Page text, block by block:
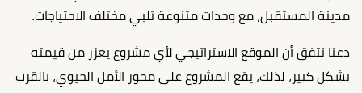
مدينة المستقبل، مع وحدات متنوعة تلبي مختلف الاحتياجات.
دعنا نتفق أن الموقع الاستراتيجي لأي مشروع يعزز من قيمته
بشكل كبير، لذلك، يقع المشروع على محور الأمل الحيوي، بالقرب